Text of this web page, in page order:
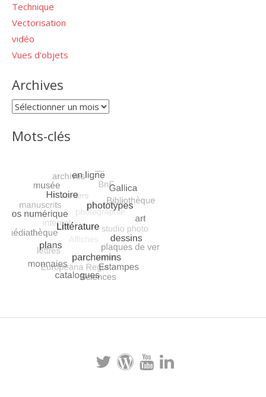
Technique
Vectorisation
vidéo
Vues d'objets
Archives
Archives
Mots-clés